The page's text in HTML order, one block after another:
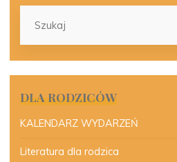
DLA RODZICÓW
KALENDARZ WYDARZEŃ
Literatura dla rodzica